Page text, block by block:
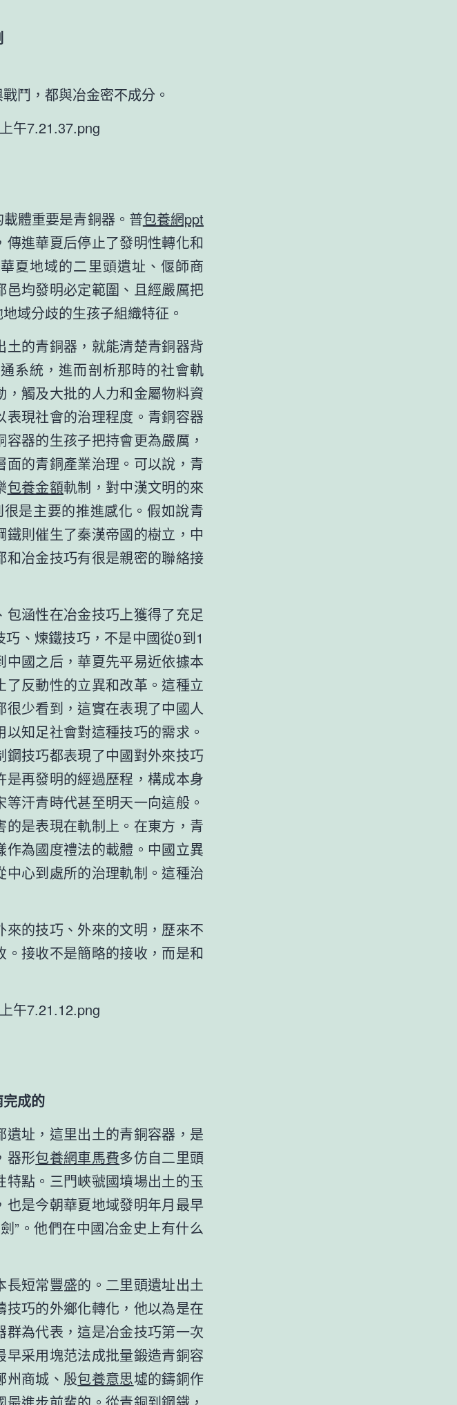
，都與冶金密不成分。
體重要是青銅器。普包養網ppt
進華夏后停止了發明性轉化和
夏地域的二里頭遺址、偃師商
均發明必定範圍、且經嚴厲把
域分歧的生孩子組織特征。
的青銅器，就能清楚青銅器背
系統，進而剖析那時的社會軌
觸及大批的人力和金屬物料資
現社會的治理程度。青銅容器
器的生孩子把持會更為嚴厲，
的青銅產業治理。可以說，青
包養金額軌制，對中漢文明的來
很是主要的推進感化。假如說青
則催生了秦漢帝國的樹立，中
冶金技巧有很是親密的聯絡接
涵性在冶金技巧上獲得了充足
、煉鐵技巧，不是中國從0到1
國之后，華夏先平易近依據本
反動性的立異和改革。這種立
少看到，這實在表現了中國人
知足社會對這種技巧的需求。
技巧都表現了中國對外來技巧
再發明的經過歷程，構成本身
汗青時代甚至明天一向這般。
是表現在軌制上。在東方，青
為國度禮法的載體。中國立異
心到處所的治理軌制。這種治
來的技巧、外來的文明，歷來不
接收不是簡略的接收，而是和
成的
址，這里出土的青銅容器，是
器形包養網車馬費多仿自二里頭
點。三門峽虢國墳場出土的玉
是今朝華夏地域發明年月最早
”。他們在中國冶金史上有什么
短常豐盛的。二里頭遺址出土
巧的外鄉化轉化，他以為是在
為代表，這是冶金技巧第一次
采用塊范法成批量鍛造青銅容
州商城、殷包養意思墟的鑄銅作